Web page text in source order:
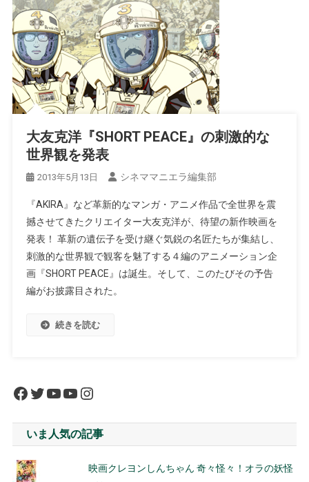
大友克洋『SHORT PEACE』の刺激的な
世界観を発表
2013年5月13日 シネママニエラ編集部
『AKIRA』など革新的なマンガ・アニメ作品で全世界を震
撼させてきたクリエイター大友克洋が、待望の新作映画を
発表！ 革新の遺伝子を受け継ぐ気鋭の名匠たちが集結し、
刺激的な世界観で観客を魅了する４編のアニメーション企
画『SHORT PEACE』は誕生。そして、このたびその予告
編がお披露目された。
続きを読む
Facebook
Twitter
YouTube
YouTube
Instagram
いま人気の記事
映画クレヨンしんちゃん 奇々怪々！オラの妖怪